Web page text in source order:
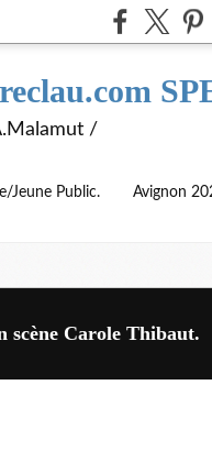
/
Jeune Public. Avignon
scène Carole Thibaut.